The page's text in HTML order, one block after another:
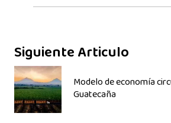
Siguiente Articulo
Modelo de economía
Guatecaña